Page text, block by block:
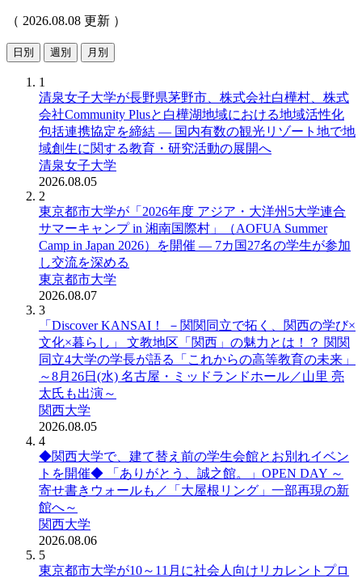
（ 2026.08.08 更新 ）
日別 週別 月別
1
清泉女子大学が長野県茅野市、株式会社白樺村、株式
会社Community Plusと白樺湖地域における地域活性化
包括連携協定を締結 ― 国内有数の観光リゾート地で地
域創生に関する教育・研究活動の展開へ
清泉女子大学
2026.08.05
2
東京都市大学が「2026年度 アジア・大洋州5大学連合
サマーキャンプ in 湘南国際村」（AOFUA Summer
Camp in Japan 2026）を開催 ― 7カ国27名の学生が参加
し交流を深める
東京都市大学
2026.08.07
3
「Discover KANSAI！ －関関同立で拓く、関西の学び×
文化×暮らし」 文教地区「関西」の魅力とは！？ 関関
同立4大学の学長が語る「これからの高等教育の未来」
～8月26日(水) 名古屋・ミッドランドホール／山里 亮
太氏も出演～
関西大学
2026.08.05
4
◆関西大学で、建て替え前の学生会館とお別れイベン
トを開催◆ 「ありがとう、誠之館。」OPEN DAY ～
寄せ書きウォールも／「大屋根リング」一部再現の新
館へ～
関西大学
2026.08.06
5
東京都市大学が10～11月に社会人向けリカレントプロ